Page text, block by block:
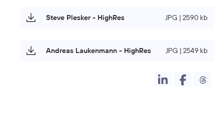
Steve Plesker - HighRes JPG | 2590 kb
Andreas Laukenmann - HighRes JPG | 2549 kb